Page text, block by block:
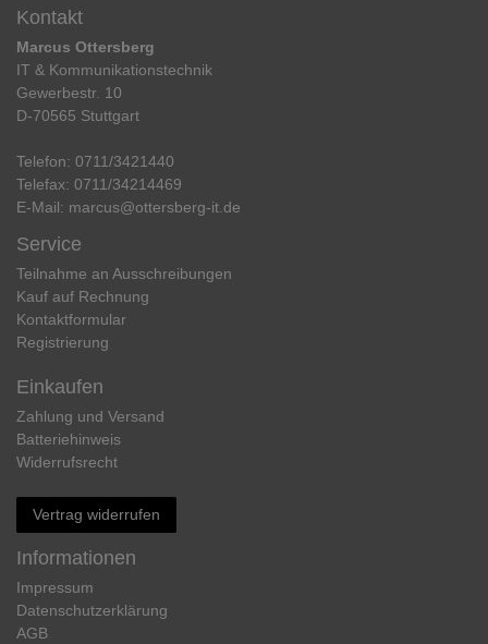
Kontakt
Marcus Ottersberg
IT & Kommunikationstechnik
Gewerbestr. 10
D-70565 Stuttgart
Telefon: 0711/3421440
Telefax: 0711/34214469
E-Mail: marcus@ottersberg-it.de
Service
Teilnahme an Ausschreibungen
Kauf auf Rechnung
Kontaktformular
Registrierung
Einkaufen
Zahlung und Versand
Batteriehinweis
Widerrufs­recht
Vertrag widerrufen
Informationen
Impressum
Daten­schutz­erklärung
AGB